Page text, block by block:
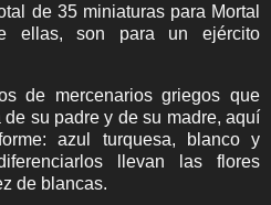
de 35 miniaturas para Mortal
ellas, son para un ejército
de mercenarios griegos que
su padre y de su madre, aquí
azul turquesa, blanco y
llevan las flores
de blancas.